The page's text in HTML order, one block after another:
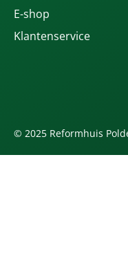
E-shop
Klantenservice
© 2025 Reformhuis